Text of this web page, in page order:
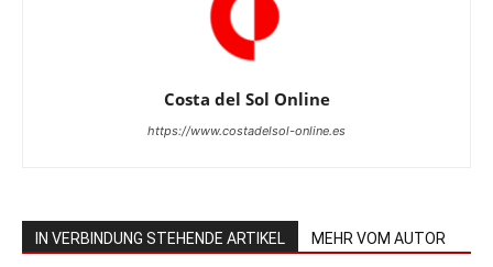
Costa del Sol Online
https://www.costadelsol-online.es
IN VERBINDUNG STEHENDE ARTIKEL MEHR VOM AUTOR